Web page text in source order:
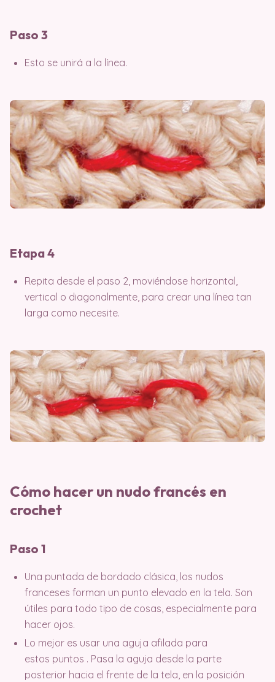
Paso 3
Esto se unirá a la línea.
Etapa 4
Repita desde el paso 2, moviéndose horizontal,
vertical o diagonalmente, para crear una línea tan
larga como necesite.
Cómo hacer un nudo francés en
crochet
Paso 1
Una puntada de bordado clásica, los nudos
franceses forman un punto elevado en la tela. Son
útiles para todo tipo de cosas, especialmente para
hacer ojos.
Lo mejor es usar una aguja afilada para
estos puntos . Pasa la aguja desde la parte
posterior hacia el frente de la tela, en la posición